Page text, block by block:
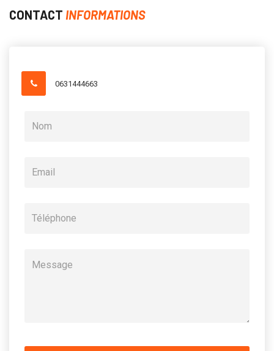
CONTACT INFORMATIONS
0631444663